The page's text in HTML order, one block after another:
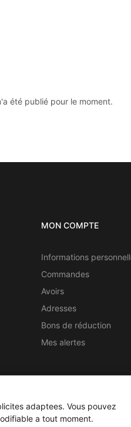
été publié pour le moment.
MON COMPTE
Informations
Commandes
Avoirs
Adresses
Bons de réduction
Mes alertes
Les commandes passées
29/08/2026.
adaptees. Vous pouvez
a tout moment.